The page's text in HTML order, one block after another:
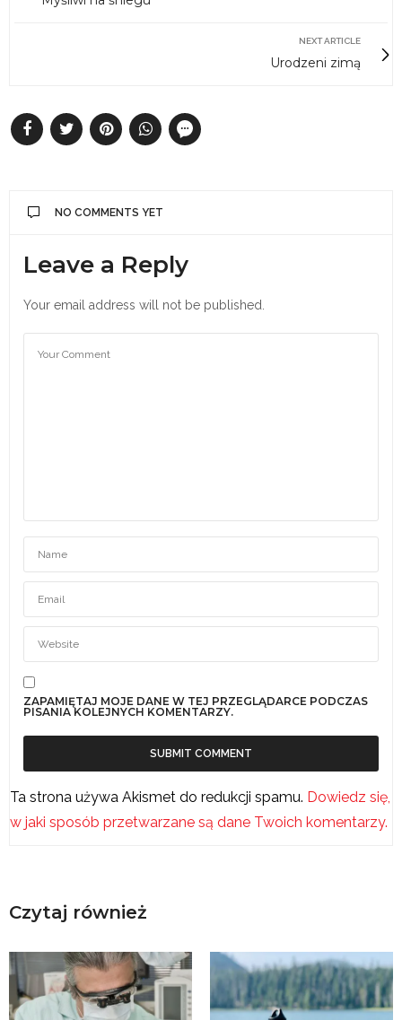
NEXT ARTICLE
Urodzeni zimą
NO COMMENTS YET
Leave a Reply
Your email address will not be published.
ZAPAMIĘTAJ MOJE DANE W TEJ PRZEGLĄDARCE PODCZAS
PISANIA KOLEJNYCH KOMENTARZY.
Ta strona używa Akismet do redukcji spamu. Dowiedz się,
w jaki sposób przetwarzane są dane Twoich komentarzy.
Czytaj również